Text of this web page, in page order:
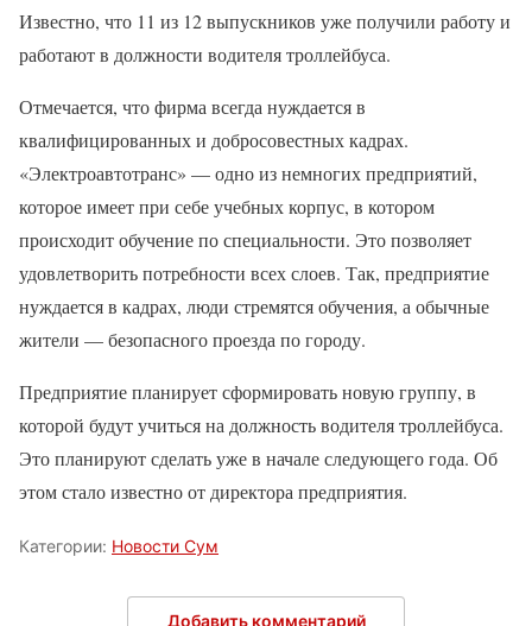
Известно, что 11 из 12 выпускников уже получили работу и
работают в должности водителя троллейбуса.
Отмечается, что фирма всегда нуждается в
квалифицированных и добросовестных кадрах.
«Электроавтотранс» — одно из немногих предприятий,
которое имеет при себе учебных корпус, в котором
происходит обучение по специальности. Это позволяет
удовлетворить потребности всех слоев. Так, предприятие
нуждается в кадрах, люди стремятся обучения, а обычные
жители — безопасного проезда по городу.
Предприятие планирует сформировать новую группу, в
которой будут учиться на должность водителя троллейбуса.
Это планируют сделать уже в начале следующего года. Об
этом стало известно от директора предприятия.
Категории: Новости Сум
Добавить комментарий